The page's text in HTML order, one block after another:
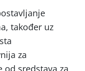
također uz
za
od sredstava za